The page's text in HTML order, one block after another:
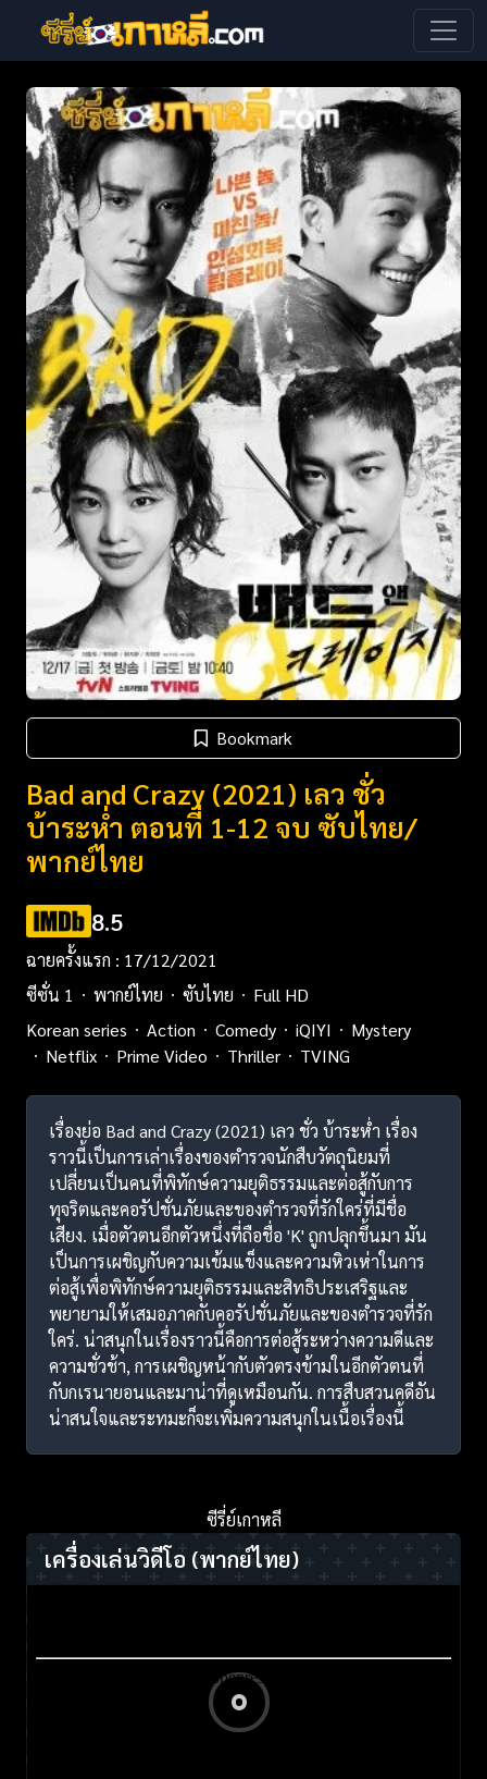
Bookmark
Bad and Crazy (2021) เลว ชั่ว
บ้าระห่ำ ตอนที่ 1-12 จบ ซับไทย/
พากย์ไทย
8.5
ฉายครั้งแรก : 17/12/2021
ซีซั่น 1
พากย์ไทย ซับไทย
Full HD
Korean series
Action Comedy iQIYI
Mystery
Netflix
Prime Video Thriller TVING
เรื่องย่อ Bad and Crazy (2021) เลว ชั่ว บ้าระห่ำ เรื่อง
ราวนี้เป็นการเล่าเรื่องของตำรวจนักสืบวัตถุนิยมที่
เปลี่ยนเป็นคนที่พิทักษ์ความยุติธรรมและต่อสู้กับการ
ทุจริตและคอรัปชั่นภัยและของตำรวจที่รักใคร่ที่มีชื่อ
เสียง. เมื่อตัวตนอีกตัวหนึ่งที่ถือชื่อ 'K' ถูกปลุกขึ้นมา มัน
เป็นการเผชิญกับความเข้มแข็งและความหิวเห่าในการ
ต่อสู้เพื่อพิทักษ์ความยุติธรรมและสิทธิประเสริฐและ
พยายามให้เสมอภาคกับคอรัปชั่นภัยและของตำรวจที่รัก
ใคร่. น่าสนุกในเรื่องราวนี้คือการต่อสู้ระหว่างความดีและ
ความชั่วช้า, การเผชิญหน้ากับตัวตรงข้ามในอีกตัวตนที่
กับกเรนายอนและมาน่าที่ดูเหมือนกัน. การสืบสวนคดีอัน
น่าสนใจและระทมะก็จะเพิ่มความสนุกในเนื้อเรื่องนี้
ซีรี่ย์เกาหลี
เครื่องเล่นวิดีโอ (พากย์ไทย)